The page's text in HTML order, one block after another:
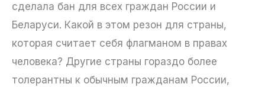
сделала бан для всех граждан России и
Беларуси. Какой в этом резон для страны,
которая считает себя флагманом в правах
человека? Другие страны гораздо более
толерантны к обычным гражданам России,